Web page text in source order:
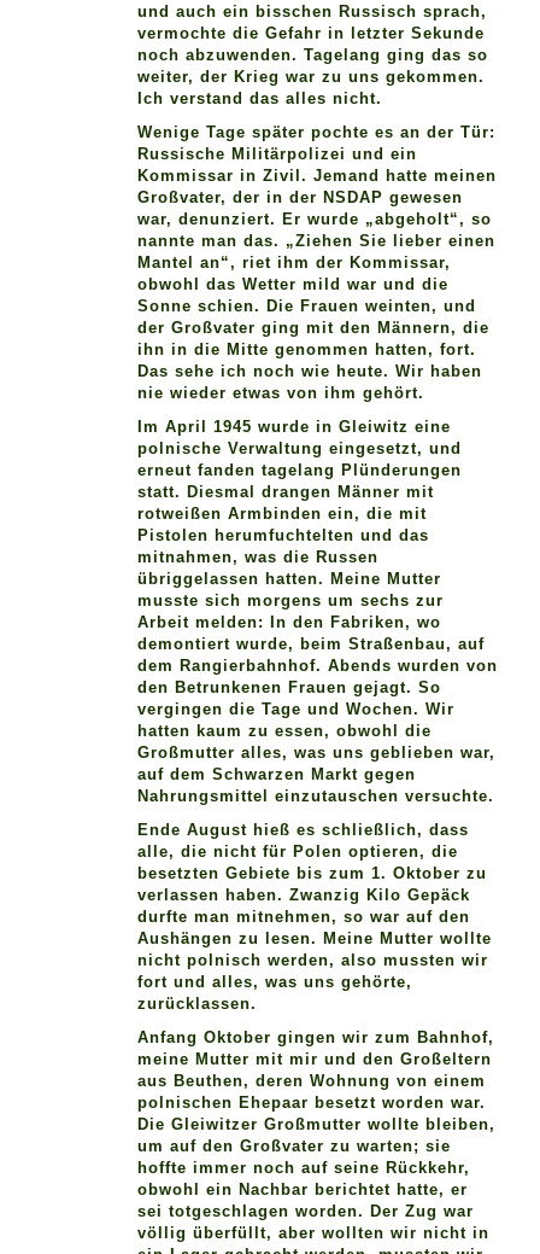
und auch ein bisschen Russisch sprach,
vermochte die Gefahr in letzter Sekunde
noch abzuwenden. Tagelang ging das so
weiter, der Krieg war zu uns gekommen.
Ich verstand das alles nicht.
Wenige Tage später pochte es an der Tür:
Russische Militärpolizei und ein
Kommissar in Zivil. Jemand hatte meinen
Großvater, der in der NSDAP gewesen
war, denunziert. Er wurde „abgeholt“, so
nannte man das. „Ziehen Sie lieber einen
Mantel an“, riet ihm der Kommissar,
obwohl das Wetter mild war und die
Sonne schien. Die Frauen weinten, und
der Großvater ging mit den Männern, die
ihn in die Mitte genommen hatten, fort.
Das sehe ich noch wie heute. Wir haben
nie wieder etwas von ihm gehört.
Im April 1945 wurde in Gleiwitz eine
polnische Verwaltung eingesetzt, und
erneut fanden tagelang Plünderungen
statt. Diesmal drangen Männer mit
rotweißen Armbinden ein, die mit
Pistolen herumfuchtelten und das
mitnahmen, was die Russen
übriggelassen hatten. Meine Mutter
musste sich morgens um sechs zur
Arbeit melden: In den Fabriken, wo
demontiert wurde, beim Straßenbau, auf
dem Rangierbahnhof. Abends wurden von
den Betrunkenen Frauen gejagt. So
vergingen die Tage und Wochen. Wir
hatten kaum zu essen, obwohl die
Großmutter alles, was uns geblieben war,
auf dem Schwarzen Markt gegen
Nahrungsmittel einzutauschen versuchte.
Ende August hieß es schließlich, dass
alle, die nicht für Polen optieren, die
besetzten Gebiete bis zum 1. Oktober zu
verlassen haben. Zwanzig Kilo Gepäck
durfte man mitnehmen, so war auf den
Aushängen zu lesen. Meine Mutter wollte
nicht polnisch werden, also mussten wir
fort und alles, was uns gehörte,
zurücklassen.
Anfang Oktober gingen wir zum Bahnhof,
meine Mutter mit mir und den Großeltern
aus Beuthen, deren Wohnung von einem
polnischen Ehepaar besetzt worden war.
Die Gleiwitzer Großmutter wollte bleiben,
um auf den Großvater zu warten; sie
hoffte immer noch auf seine Rückkehr,
obwohl ein Nachbar berichtet hatte, er
sei totgeschlagen worden. Der Zug war
völlig überfüllt, aber wollten wir nicht in